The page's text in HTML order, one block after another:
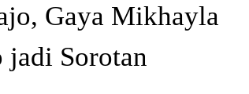
Gaya Mikhayla
jadi Sorotan